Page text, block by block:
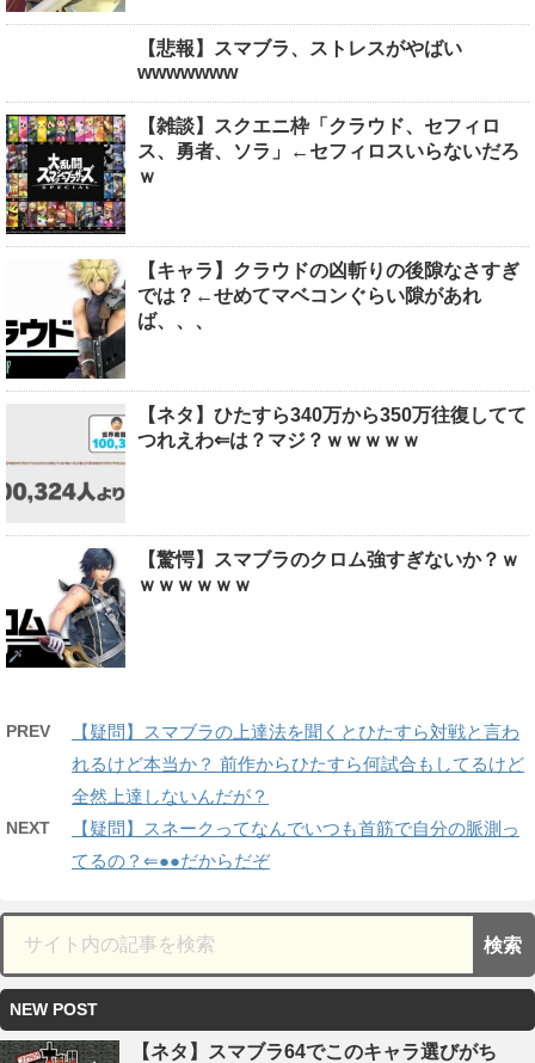
【悲報】スマブラ、ストレスがやばい
wwwwwww
【雑談】スクエニ枠「クラウド、セフィロ
ス、勇者、ソラ」←セフィロスいらないだろ
ｗ
【キャラ】クラウドの凶斬りの後隙なさすぎ
では？←せめてマベコンぐらい隙があれ
ば、、、
【ネタ】ひたすら340万から350万往復してて
つれえわ⇐は？マジ？ｗｗｗｗｗ
【驚愕】スマブラのクロム強すぎないか？ｗ
ｗｗｗｗｗｗ
PREV
【疑問】スマブラの上達法を聞くとひたすら対戦と言わ
れるけど本当か？ 前作からひたすら何試合もしてるけど
全然上達しないんだが？
NEXT
【疑問】スネークってなんでいつも首筋で自分の脈測っ
てるの？⇐●●だからだぞ
NEW POST
【ネタ】スマブラ64でこのキャラ選びがち